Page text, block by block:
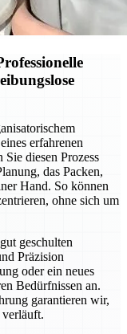
erfahrenen
diesen Prozess
das Packen,
Hand. So können
ohne sich um
geschulten
Präzision
oder ein neues
Bedürfnissen an.
garantieren wir,
verläuft.